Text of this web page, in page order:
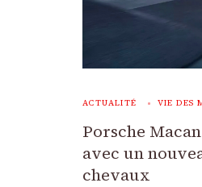
ACTUALITÉ VIE DES
Porsche
avec un
chevaux